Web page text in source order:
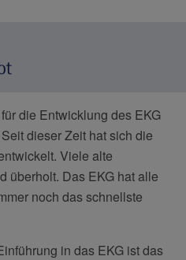
die Entwicklung des EKG
dieser Zeit hat sich die
Viele alte
überholt. Das EKG hat alle
noch das schnellste
in das EKG ist das